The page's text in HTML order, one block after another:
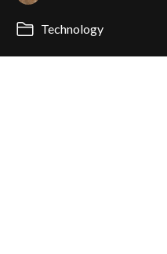
Technology